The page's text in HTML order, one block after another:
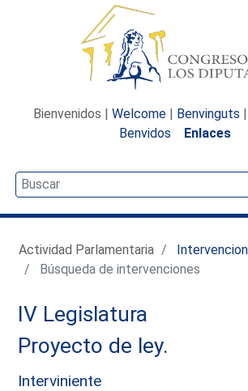
Bienvenidos | Welcome | Benvinguts |
Benvidos
Enlaces
Actividad Parlamentaria
Búsqueda de intervenciones
IV Legislatura
Proyecto de ley.
Interviniente